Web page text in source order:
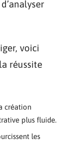
voici
réussite
création
plus fluide.
les